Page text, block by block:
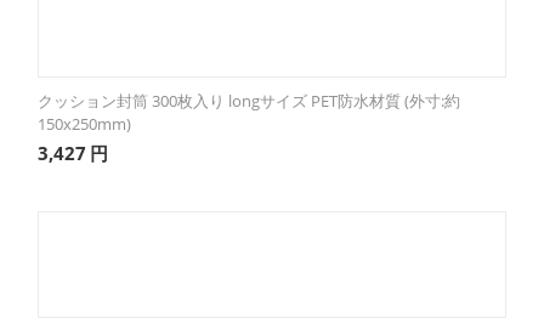
クッション封筒 300枚入り longサイズ PET防水材質 (外寸:約
150x250mm)
3,427 円